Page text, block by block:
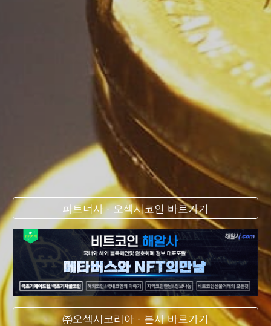
파트너사 - 오섹시코인 바로가기
㈜오섹시코리아 - 본사 바로가기